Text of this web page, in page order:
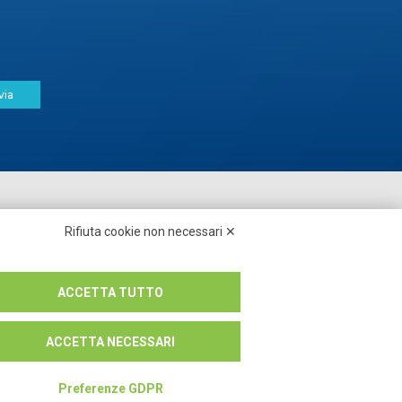
Seguici su:Rifiuta cookie non necessari ✕
ACCETTA TUTTO
ACCETTA NECESSARI
Preferenze GDPR